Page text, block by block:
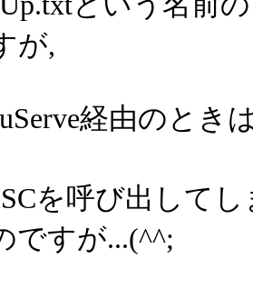
が,
経由のとき
を呼び出して
ですが...(^^;